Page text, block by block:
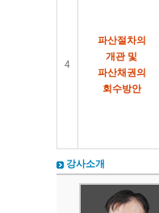
4
파산절차의
개관 및
파산채권의
회수방안
강사소개